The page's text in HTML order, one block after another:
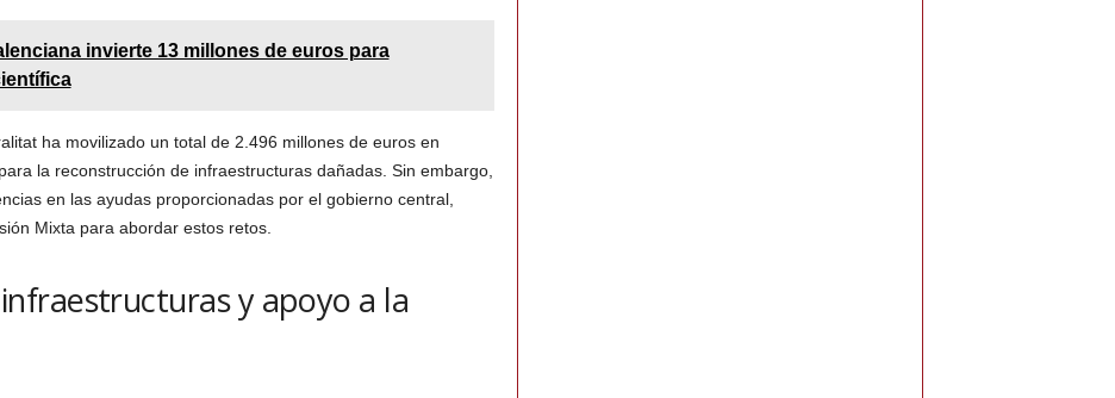
invierte 13 millones de euros para
ha movilizado un total de 2.496 millones de euros en
la reconstrucción de infraestructuras dañadas. Sin embargo,
en las ayudas proporcionadas por el gobierno central,
Mixta para abordar estos retos.
y apoyo a la